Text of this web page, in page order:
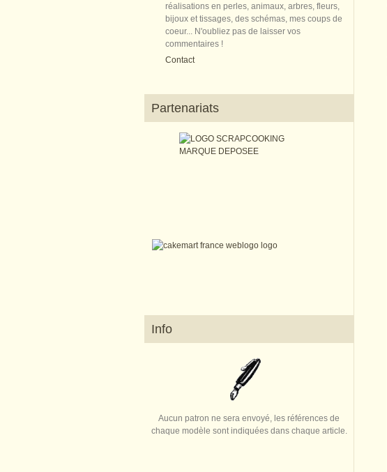
réalisations en perles, animaux, arbres, fleurs,
bijoux et tissages, des schémas, mes coups de
coeur... N'oubliez pas de laisser vos
commentaires !
Contact
Partenariats
Info
Aucun patron ne sera envoyé, les références de
chaque modèle sont indiquées dans chaque article.